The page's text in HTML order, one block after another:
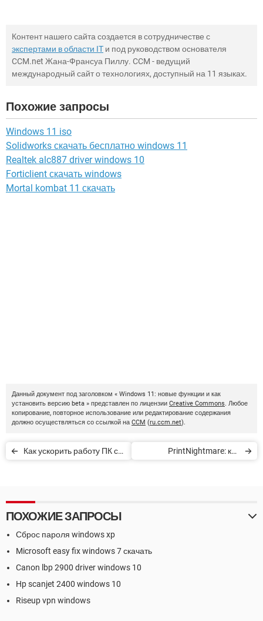
Контент нашего сайта создается в сотрудничестве с
экспертами в области IT и под руководством основателя
CCM.net Жана-Франсуа Пиллу. CCM - ведущий
международный сайт о технологиях, доступный на 11 языках.
Похожие запросы
Windows 11 iso
Solidworks скачать бесплатно windows 11
Realtek alc887 driver windows 10
Forticlient скачать windows
Mortal kombat 11 скачать
Данный документ под заголовком « Windows 11: новые функции и как
установить версию beta » представлен по лицензии Creative Commons. Любое
копирование, повторное использование или редактирование содержания
должно осуществляться со ссылкой на CCM (ru.ccm.net).
Как ускорить работу ПК с
PrintNightmare: как
ПОХОЖИЕ ЗАПРОСЫ
Сброс пароля windows xp
Microsoft easy fix windows 7 скачать
Canon lbp 2900 driver windows 10
Hp scanjet 2400 windows 10
Riseup vpn windows